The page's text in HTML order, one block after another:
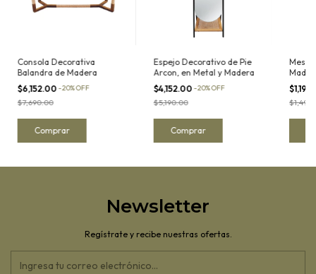
Consola Decorativa
Balandra de Madera
$6,152.00 -20%OFF
$7,690.00
Espejo Decorativo de Pie
Arcon, en Metal y Madera
$4,152.00 -20%OFF
$5,190.00
Mesa
Newsletter
Regístrate y recibe nuestras ofertas.